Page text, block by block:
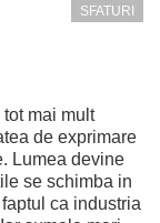
SFATURI
mai mult
de exprimare
Lumea devine
se schimba in
ca industria